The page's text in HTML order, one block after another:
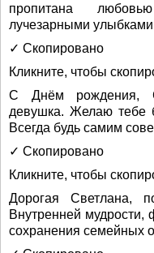
пропитана
лучезарными
✓ Скопировано
Кликните, чтобы
С Днём рождения,
девушка. Желаю тебе
Всегда будь самим
✓ Скопировано
Кликните, чтобы
Дорогая Светлана,
Внутренней мудрости,
сохранения семейных